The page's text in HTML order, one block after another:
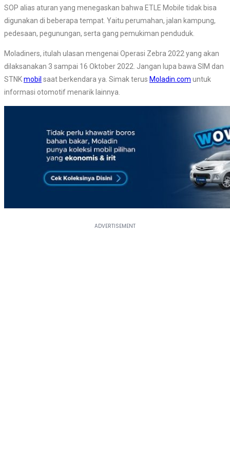
SOP alias aturan yang menegaskan bahwa ETLE Mobile tidak bisa
digunakan di beberapa tempat. Yaitu perumahan, jalan kampung,
pedesaan, pegunungan, serta gang pemukiman penduduk.
Moladiners, itulah ulasan mengenai Operasi Zebra 2022 yang akan
dilaksanakan 3 sampai 16 Oktober 2022. Jangan lupa bawa SIM dan
STNKmobil saat berkendara ya. Simak terus Moladin.com untuk
informasi otomotif menarik lainnya.